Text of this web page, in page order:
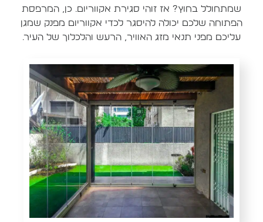
שמתחולל בחוץ? אז זוהי סגירת אקווריום. כן, המרפסת
הפתוחה שלכם יכולה להיסגר לכדי אקווריום מפנק שמגן
עליכם מפני תנאי מזג האוויר, הרעש והלכלוך של העיר.